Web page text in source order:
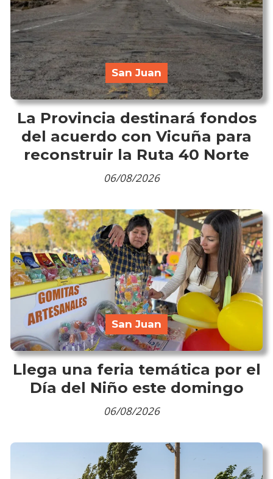
La Provincia destinará fondos
del acuerdo con Vicuña para
reconstruir la Ruta 40 Norte
San Juan
06/08/2026
Llega una feria temática por el
Día del Niño este domingo
San Juan
06/08/2026